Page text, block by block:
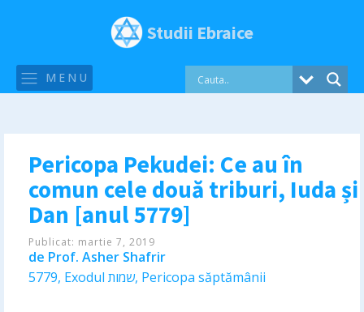
Studii Ebraice
MENU
Pericopa Pekudei: Ce au în
comun cele două triburi, Iuda și
Dan [anul 5779]
Publicat: martie 7, 2019
de Prof. Asher Shafrir
5779, Exodul שמות, Pericopa săptămânii